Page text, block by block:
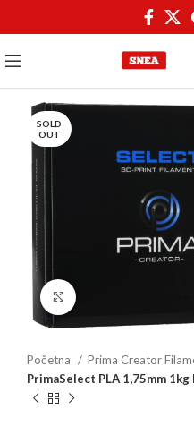
SOLD
OUT
Početna Prima Creator
PrimaSelect PLA 1,75mm